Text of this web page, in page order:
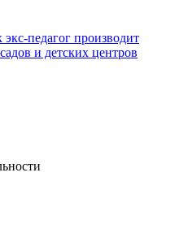
педагог производит
и детских центров